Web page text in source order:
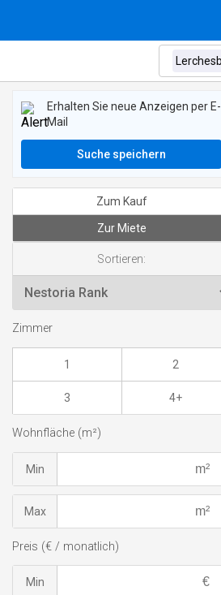
Erhalten Sie neue Anzeigen per E-
Mail
Suche speichern
Zum Kauf
Zur Miete
Sortieren:
Zimmer
1 2
3 4+
Wohnfläche (m²)
Min
Max
Preis (€ / monatlich)
Min